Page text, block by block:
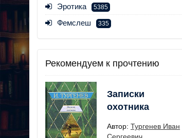
Эротика 5385
Фемслеш 335
Рекомендуем к прочтению
Записки
охотника
Автор: Тургенев Иван